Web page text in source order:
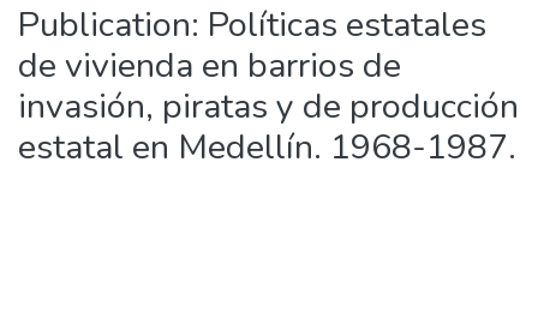
Publication: Políticas estatales
de vivienda en barrios de
invasión, piratas y de producción
estatal en Medellín. 1968-1987.